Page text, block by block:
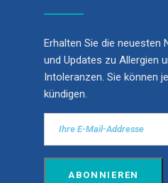
Erhalten Sie die neuesten
und Updates zu Allergien
Intoleranzen. Sie können
kündigen.